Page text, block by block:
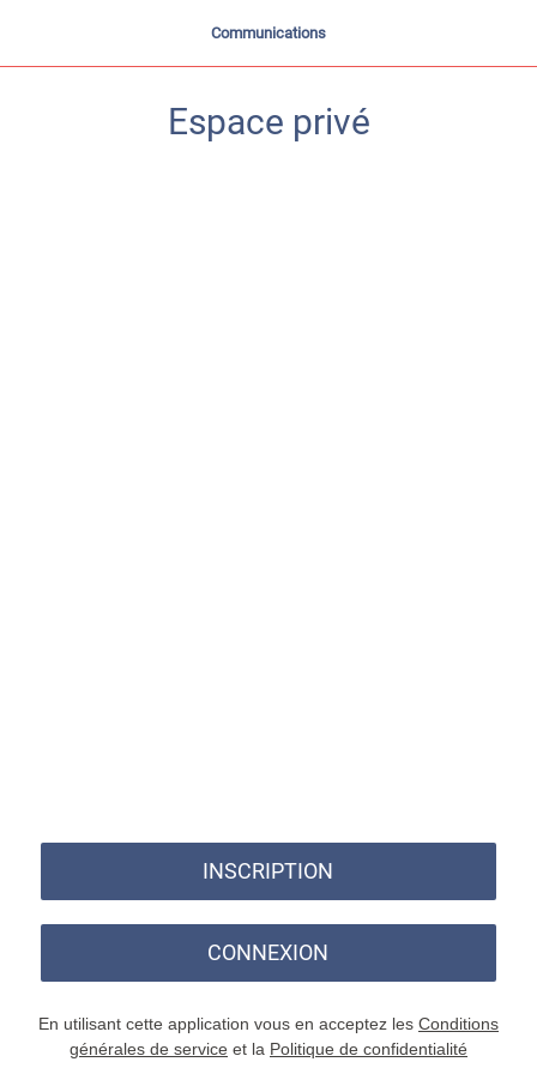
Communications
Espace privé
INSCRIPTION
CONNEXION
En utilisant cette application vous en acceptez les Conditions
générales de service et la Politique de confidentialité